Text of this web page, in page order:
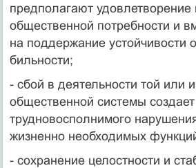
предполага­ют удовлетворение
общественной потребности и
на поддержание устойчивости
бильности;
- сбой в деятельности той или
общественной си­стемы
трудновосполнимого
жизненно необходимых
- сохранение целостности и